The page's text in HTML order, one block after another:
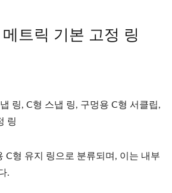
트릭 기본 고정 링
링, C형 스냅 링, 구멍용 C형 서클립,
링
C형 유지 링으로 분류되며, 이는 내부
.